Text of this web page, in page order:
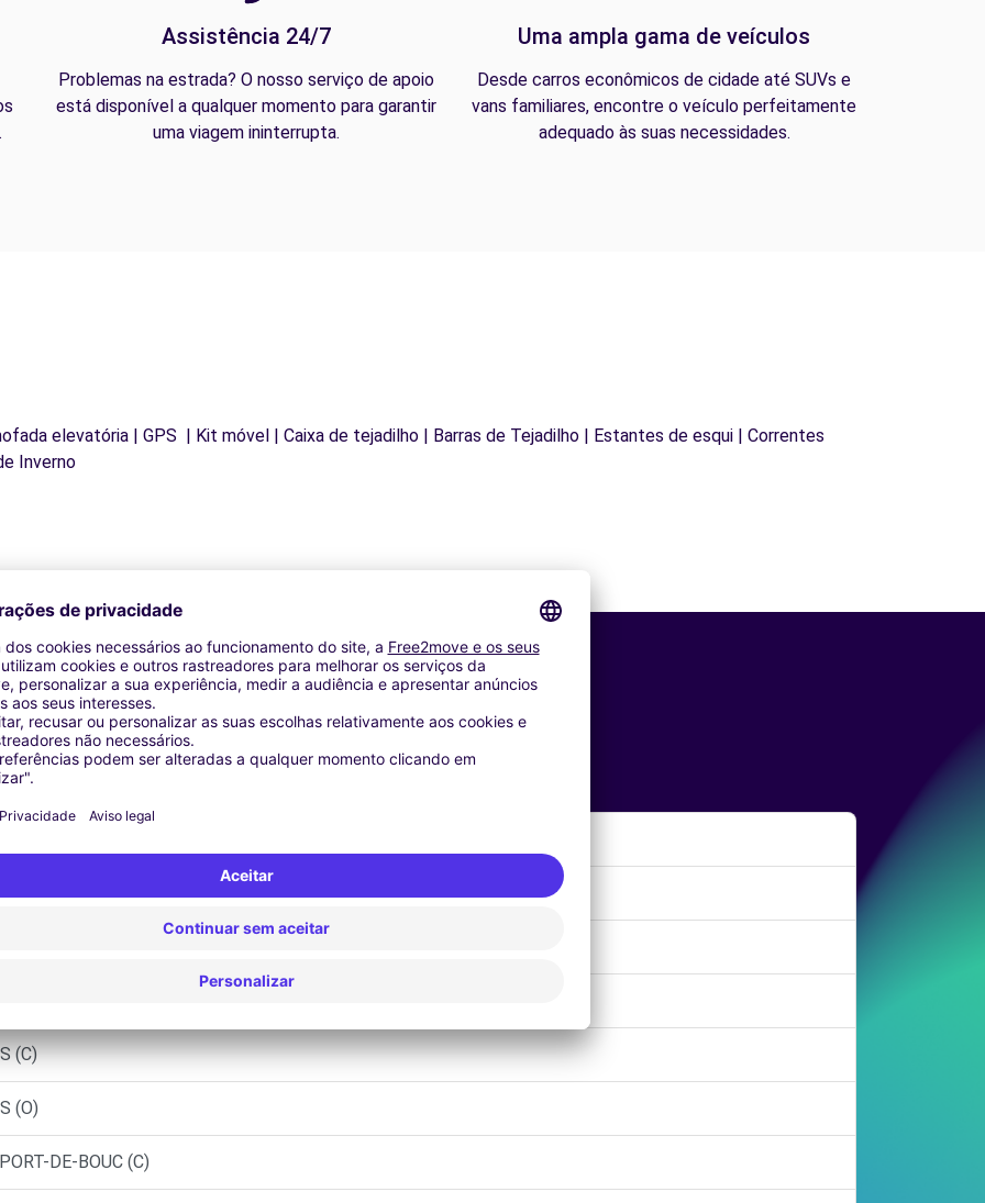
Assistência 24/7
Problemas na estrada? O nosso serviço de apoio
está disponível a qualquer momento para garantir
uma viagem ininterrupta.
Uma ampla gama de veículos
Desde carros econômicos de cidade até SUVs e
vans familiares, encontre o veículo perfeitamente
adequado às suas necessidades.
elevatória | GPS | Kit móvel | Caixa de tejadilho | Barras de Tejadilho | Estantes de esqui | Correntes
Inverno
Agências similares
(C)
(O)
DE-BOUC (C)